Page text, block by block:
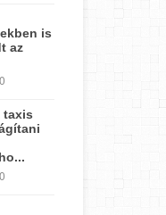
is
az
0
taxis
0